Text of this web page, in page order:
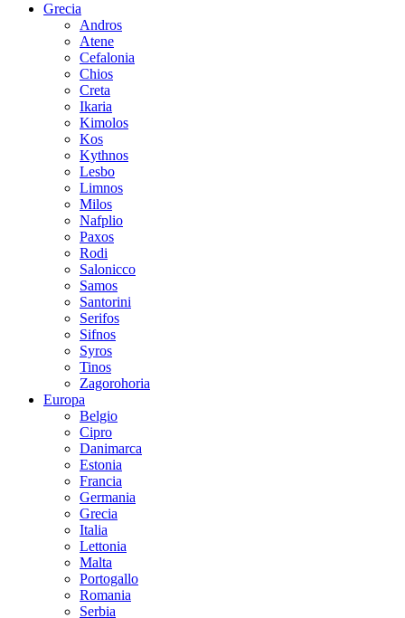
Grecia
Andros
Atene
Cefalonia
Chios
Creta
Ikaria
Kimolos
Kos
Kythnos
Lesbo
Limnos
Milos
Nafplio
Paxos
Rodi
Salonicco
Samos
Santorini
Serifos
Sifnos
Syros
Tinos
Zagorohoria
Europa
Belgio
Cipro
Danimarca
Estonia
Francia
Germania
Grecia
Italia
Lettonia
Malta
Portogallo
Romania
Serbia